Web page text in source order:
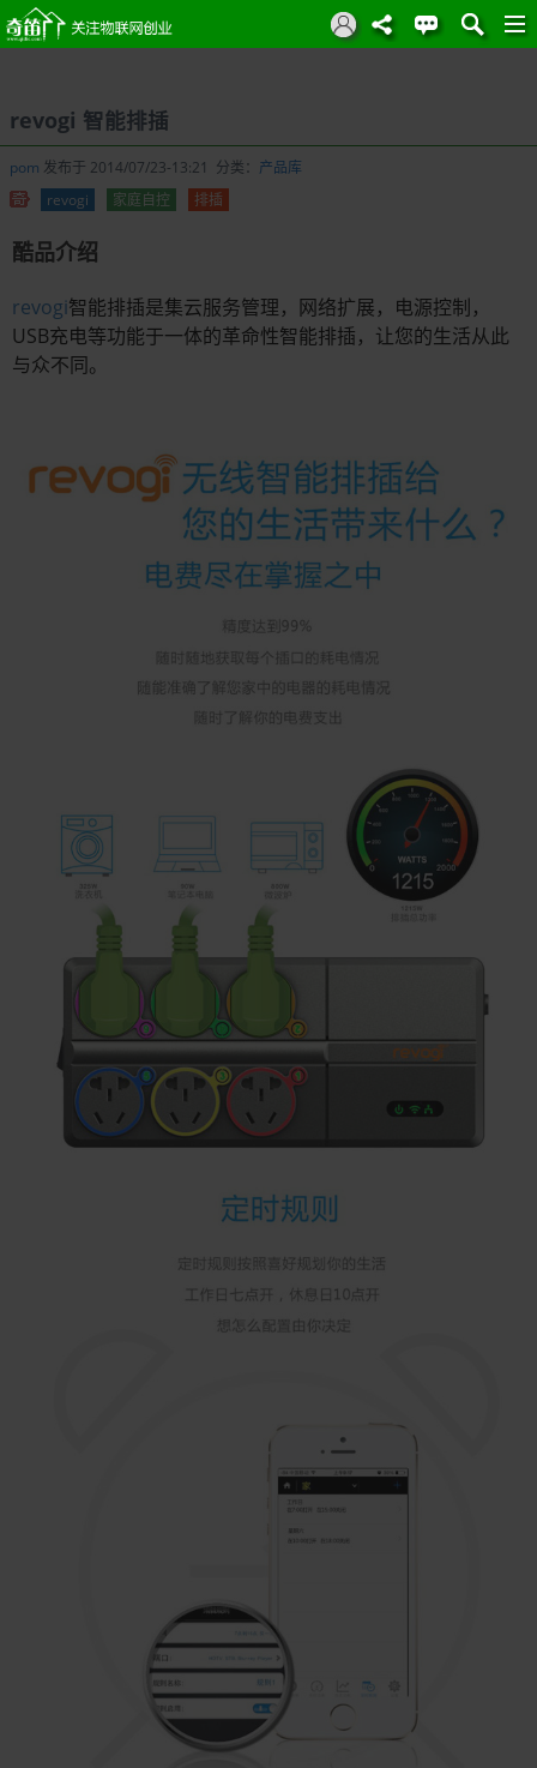
revogi 智能排插
pom 发布于 2014/07/23-13:21 分类： 产品库
revogi
家庭自控 排插
酷品介绍
revogi智能排插是集云服务管理，网络扩展，电源控制，
USB充电等功能于一体的革命性智能排插，让您的生活从此
与众不同。